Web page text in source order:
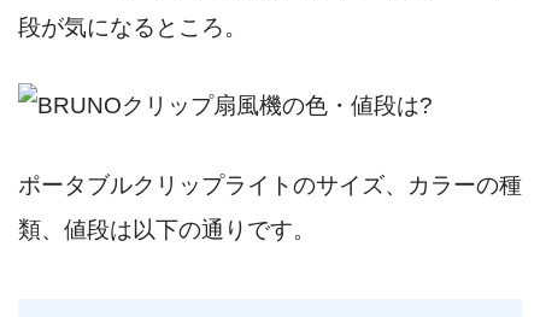
段が気になるところ。
ポータブルクリップライトのサイズ、カラーの種
類、値段は以下の通りです。